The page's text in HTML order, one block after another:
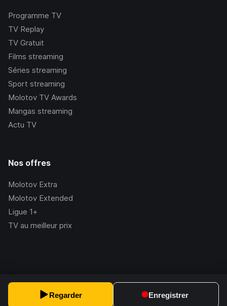
Regarder Enregistrer
Programme TV
TV Replay
TV Gratuit
Films streaming
Séries streaming
Sport streaming
Molotov TV Awards
Mangas streaming
Actu TV
Nos offres
Molotov Extra
Molotov Extended
Ligue 1+
TV au meilleur prix
2.228.1